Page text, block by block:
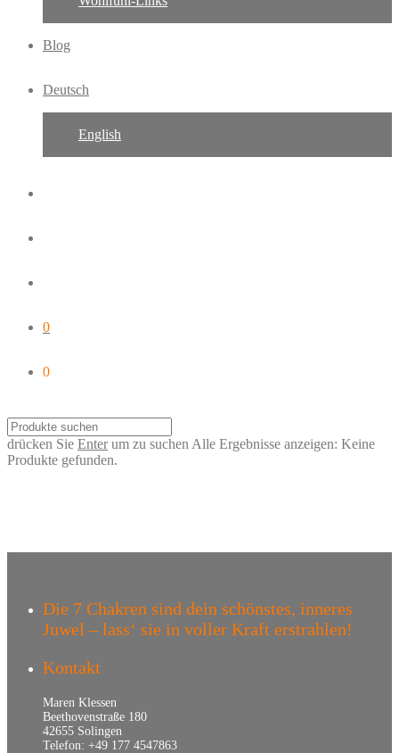
Blog
Deutsch
English
0
0
drücken Sie Enterum zu suchen Alle Ergebnisse anzeigen: Keine
Produkte gefunden.
Die 7 Chakren sind dein schönstes, inneres
Juwel – lass‘ sie in voller Kraft erstrahlen!
Kontakt
Maren Klessen
Beethovenstraße 180
42655 Solingen
Telefon: +49 177 4547863